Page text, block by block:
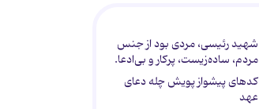
شهید رئیسی، مردی بود از جنس
مردم، ساده‌زیست، پرکار و بی‌ادعا.
کدهای پیشواز پویش چله دعای
عهد